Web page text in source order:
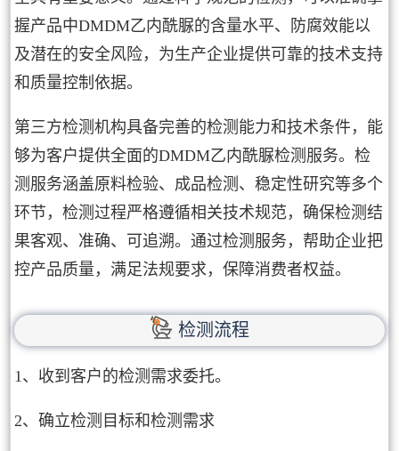
握产品中DMDM乙内酰脲的含量水平、防腐效能以
及潜在的安全风险，为生产企业提供可靠的技术支持
和质量控制依据。
第三方检测机构具备完善的检测能力和技术条件，能
够为客户提供全面的DMDM乙内酰脲检测服务。检
测服务涵盖原料检验、成品检测、稳定性研究等多个
环节，检测过程严格遵循相关技术规范，确保检测结
果客观、准确、可追溯。通过检测服务，帮助企业把
控产品质量，满足法规要求，保障消费者权益。
检测流程
1、收到客户的检测需求委托。
2、确立检测目标和检测需求